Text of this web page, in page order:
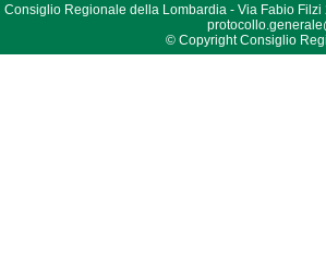
Consiglio Regionale della Lombardia - Via Fabio Filzi
© Copyright Consiglio